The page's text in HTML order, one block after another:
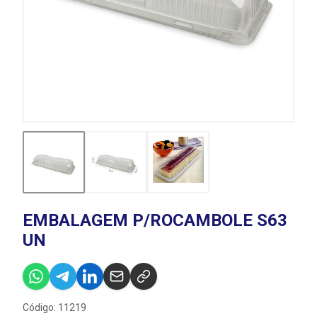
EMBALAGEM P/ROCAMBOLE S63
UN
Código: 11219